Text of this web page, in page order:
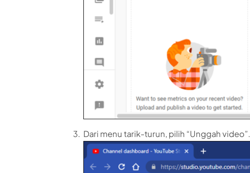
Dari menu tarik-turun, pilih “Unggah video”.